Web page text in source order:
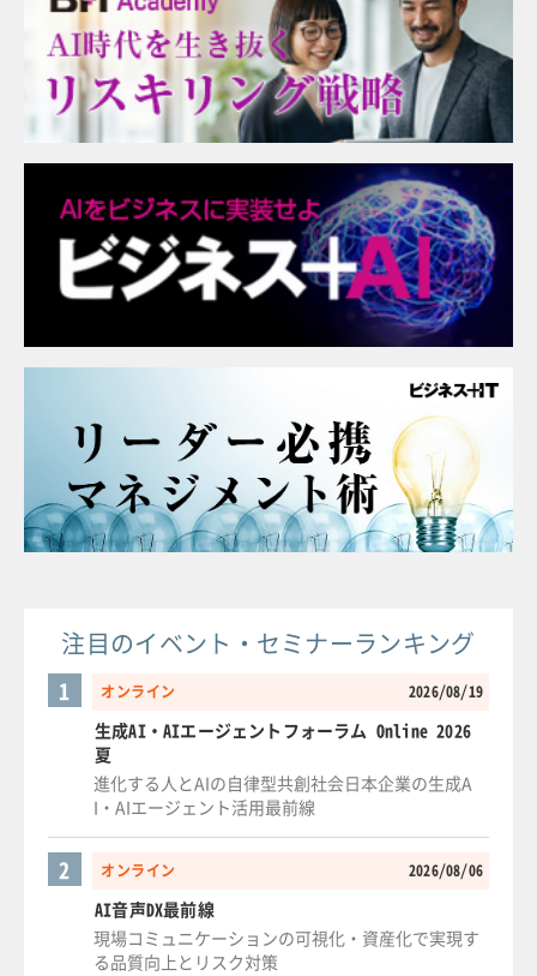
注目のイベント・セミナーランキング
オンライン 2026/08/19
1
生成AI・AIエージェントフォーラム Online 2026
夏
進化する人とAIの自律型共創社会日本企業の生成A
I・AIエージェント活用最前線
オンライン 2026/08/06
2
AI音声DX最前線
現場コミュニケーションの可視化・資産化で実現す
る品質向上とリスク対策